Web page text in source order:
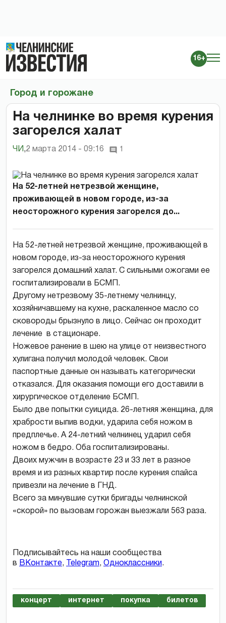
16+
Город и горожане
На челнинке во время курения
загорелся халат
ЧИ ,2 марта 2014 - 09:16 1
На 52-летней нетрезвой женщине,
проживающей в новом городе, из-за
неосторожного курения загорелся до...
На 52-летней нетрезвой женщине, проживающей в
новом городе, из-за неосторожного курения
загорелся домашний халат. С сильными ожогами ее
госпитализировали в БСМП.
Другому нетрезвому 35-летнему челнинцу,
хозяйничавшему на кухне, раскаленное масло со
сковороды брызнуло в лицо. Сейчас он проходит
лечение в стационаре.
Ножевое ранение в шею на улице от неизвестного
хулигана получил молодой человек. Свои
паспортные данные он называть категорически
отказался. Для оказания помощи его доставили в
хирургическое отделение БСМП.
Было две попытки суицида. 26-летняя женщина, для
храбрости выпив водки, ударила себя ножом в
предплечье. А 24-летний челнинец ударил себя
ножом в бедро. Оба госпитализированы.
Двоих мужчин в возрасте 23 и 33 лет в разное
время и из разных квартир после курения спайса
привезли на лечение в ГНД.
Всего за минувшие сутки бригады челнинской
«скорой» по вызовам горожан выезжали 563 раза.
Подписывайтесь на наши сообщества
в ВКонтакте, Telegram, Одноклассники.
концерт интернет покупка билетов